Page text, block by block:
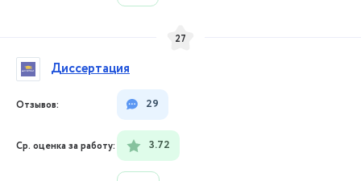
27
Диссертация
29
3.72